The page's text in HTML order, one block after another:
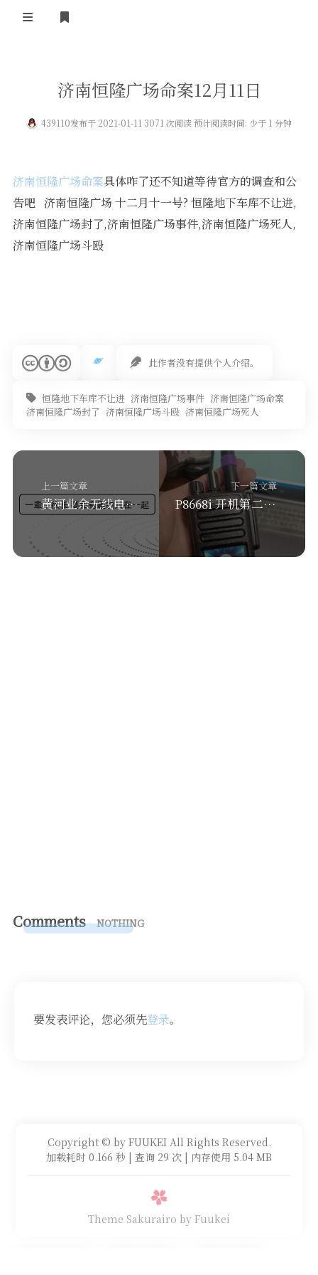
黄河事务
内部信息
黄河使命
黄河新闻
活动竞赛
行业新闻
BA4II
图文教程
器材专区
车载类别
编号申请
济南恒隆广场命案12月11日
439110发布于 2021-01-11 3071 次阅读 预计阅读时间: 少于 1 分钟
济南恒隆广场命案具体咋了还不知道等待官方的调查和公
告吧 济南恒隆广场 十二月十一号? 恒隆地下车库不让进,
济南恒隆广场封了,济南恒隆广场事件,济南恒隆广场死人,
济南恒隆广场斗殴
此作者没有提供个人介绍。
恒隆地下车库不让进 济南恒隆广场事件 济南恒隆广场命案
济南恒隆广场封了 济南恒隆广场斗殴 济南恒隆广场死人
上一篇文章
黄河业余无线电台2020年新年联谊会精彩回顾
下一篇文章
P8668i 开机第二屏个性化设置 跟着我做让你的手台与众不同
Comments NOTHING
要发表评论，您必须先登录。
Copyright © by FUUKEI All Rights Reserved.
加载耗时 0.166 秒 | 查询 29 次 | 内存使用 5.04 MB
Theme Sakurairo by Fuukei